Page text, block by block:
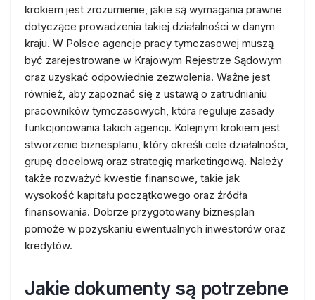
krokiem jest zrozumienie, jakie są wymagania prawne
dotyczące prowadzenia takiej działalności w danym
kraju. W Polsce agencje pracy tymczasowej muszą
być zarejestrowane w Krajowym Rejestrze Sądowym
oraz uzyskać odpowiednie zezwolenia. Ważne jest
również, aby zapoznać się z ustawą o zatrudnianiu
pracowników tymczasowych, która reguluje zasady
funkcjonowania takich agencji. Kolejnym krokiem jest
stworzenie biznesplanu, który określi cele działalności,
grupę docelową oraz strategię marketingową. Należy
także rozważyć kwestie finansowe, takie jak
wysokość kapitału początkowego oraz źródła
finansowania. Dobrze przygotowany biznesplan
pomoże w pozyskaniu ewentualnych inwestorów oraz
kredytów.
Jakie dokumenty są potrzebne